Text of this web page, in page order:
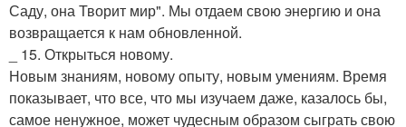
Саду, она Творит мир". Мы отдаем свою энергию и она
возвращается к нам обновленной.
_ 15. Открыться новому.
Новым знаниям, новому опыту, новым умениям. Время
показывает, что все, что мы изучаем даже, казалось бы,
самое ненужное, может чудесным образом сыграть свою